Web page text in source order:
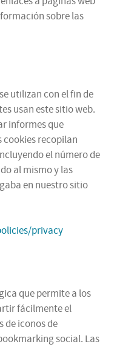
sobre las
se utilizan con el fin de
usan este sitio web.
informes que
cookies recopilan
el número de
al mismo y las
en nuestro sitio
privacy
que permite a los
fácilmente el
de iconos de
social. Las